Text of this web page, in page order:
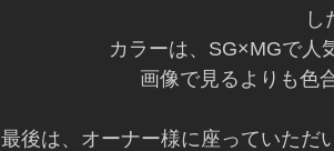
し
カラーは、SG×MGで人
画像で見るよりも色
最後は、オーナー様に座っていただ